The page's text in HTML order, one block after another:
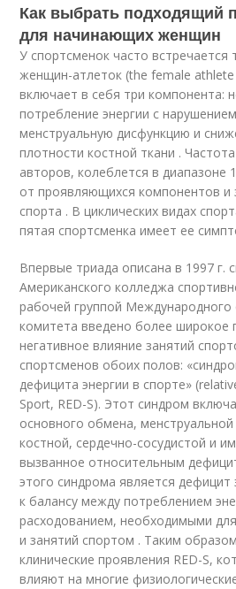
Как выбрать подходящий
для начинающих женщин
У спортсменок часто встречается
женщин-атлеток (the female
включает в себя три компонента:
потребление энергии с
менструальную дисфункцию и
плотности костной ткани .
авторов, колеблется в диапазоне
от проявляющихся компонентов и
спорта . В циклических видах
пятая спортсменка имеет ее
Впервые триада описана в 1997 г.
Американского колледжа
рабочей группой Международного
комитета введено более
негативное влияние занятий
спортсменов обоих полов:
дефицита энергии в спорте»
Sport, RED-S). Этот синдром
основного обмена,
костной, сердечно-сосудистой и
вызванное относительным
этого синдрома является
к балансу между потреблением
расходованием, необходимыми
и занятий спортом . Таким
клинические проявления RED-S,
влияют на многие